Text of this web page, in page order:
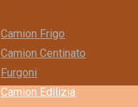
Camion Frigo
Camion Centinato
Furgoni
Camion Edilizia